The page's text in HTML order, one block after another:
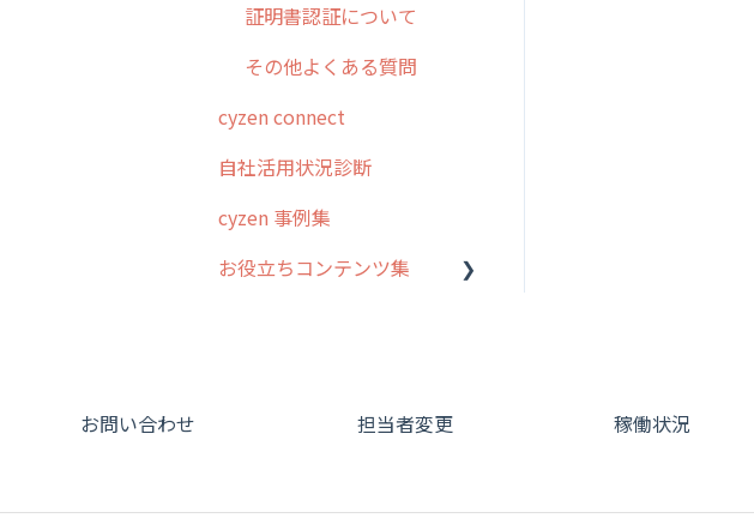
証明書認証について
その他よくある質問
cyzen connect
自社活用状況診断
cyzen 事例集
お役立ちコンテンツ集
お問い合わせ 担当者変更 稼働状況